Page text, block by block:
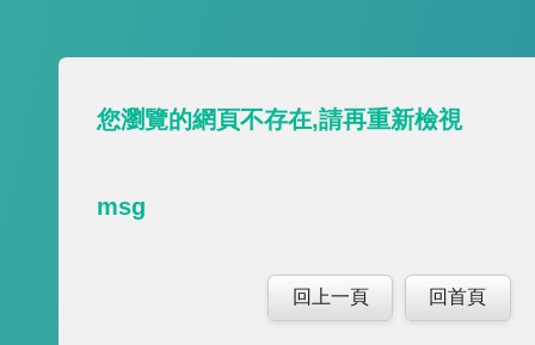
您瀏覽的網頁不存在,請再重新檢視
msg
回上一頁 回首頁